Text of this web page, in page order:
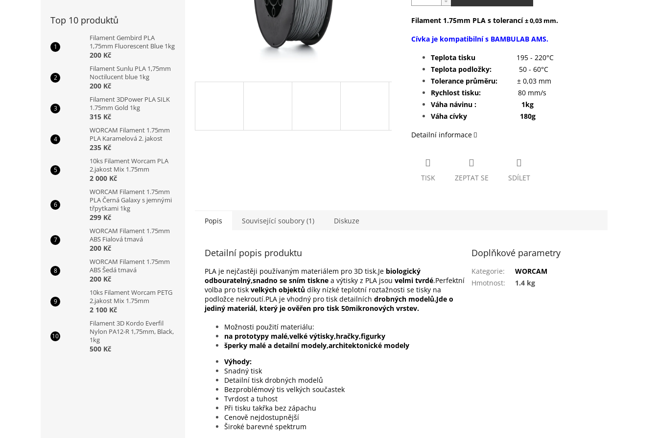
Top 10 produktů
Filament Gembird PLA
1,75mm Fluorescent Blue 1kg
200 Kč
Filament Sunlu PLA 1,75mm
Noctilucent blue 1kg
200 Kč
Filament 3DPower PLA SILK
1.75mm Gold 1kg
315 Kč
WORCAM Filament 1.75mm
PLA Karamelová 2. jakost
235 Kč
10ks Filament Worcam PLA
2.jakost Mix 1.75mm
2 000 Kč
WORCAM Filament 1.75mm
PLA Černá Galaxy s jemnými
třpytkami 1kg
299 Kč
WORCAM Filament 1.75mm
ABS Fialová tmavá
200 Kč
WORCAM Filament 1.75mm
ABS Šedá tmavá
200 Kč
10ks Filament Worcam PETG
2.jakost Mix 1.75mm
2 100 Kč
Filament 3D Kordo Everfil
Nylon PA12-R 1,75mm, Black,
1kg
500 Kč
Filament 1.75mm PLA s tolerancí± 0,03 mm.
Cívka je kompatibilní s BAMBULAB AMS.
Teplota tisku 195 - 220°C
Teplota podložky:
50 - 60°C
Tolerance průměru:
± 0,03 mm
Rychlost tisku:
80 mm/s
Váha návinu : 1kg
Váha cívky 180g
Detailní informace
TISK ZEPTAT SE SDÍLET
Popis Související soubory (1) Diskuze
Detailní popis produktu
PLA je nejčastěji používaným materiálem pro 3D tisk.Je biologický
odbouratelný,snadno se sním tiskne a výtisky z PLA jsou velmi tvrdé.Perfektní
volba pro tisk velkých objektů díky nízké teplotní roztažnosti se tisky na
podložce nekroutí.PLA je vhodný pro tisk detailních drobných modelů.Jde o
jediný materiál, který je ověřen pro tisk 50mikronových vrstev.
Možnosti použití materiálu:
na prototypy malé,velké výtisky,hračky,figurky
šperky malé a detailní modely,architektonické modely
Výhody:
Snadný tisk
Detailní tisk drobných modelů
Bezproblémový tis velkých součastek
Tvrdost a tuhost
Při tisku takřka bez zápachu
Cenově nejdostupnější
Široké barevné spektrum
Doplňkové parametry
Kategorie:
WORCAM
Hmotnost: 1.4 kg